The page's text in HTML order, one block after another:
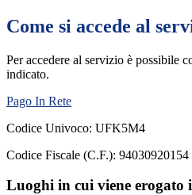
Come si accede al
Per accedere al servizio è possibile
indicato.
Pago In Rete
Codice Univoco: UFK5M4
Codice Fiscale (C.F.): 94030920154
Luoghi in cui viene erogato